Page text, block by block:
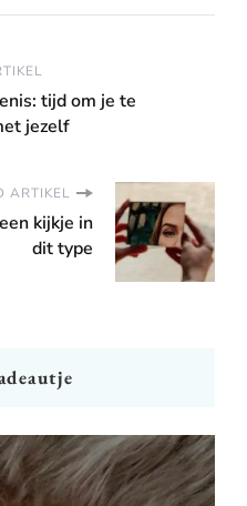
tijd om je te
jezelf
ARTIKEL
kijkje in
dit type